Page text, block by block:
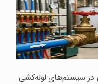
در سیستم‌های لوله‌کشی